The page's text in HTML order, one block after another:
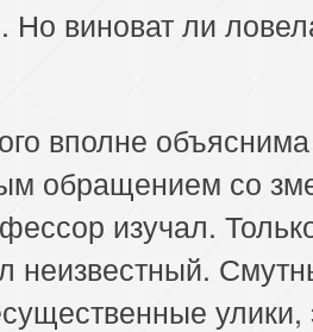
Но виноват ли
вполне объяснима
обращением со
изучал.
неизвестный.
улики,